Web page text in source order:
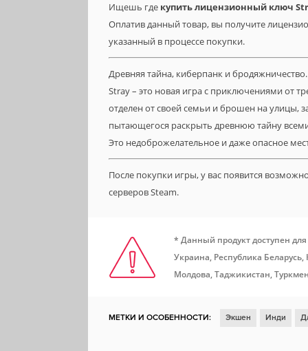
Ищешь где купить лицензионный ключ
Оплатив данный товар, вы получите
указанный в процессе покупки.
Древняя тайна, киберпанк и бродяжничество.
Stray – это новая игра с приключениями от
отделен от своей семьи и брошен на улицы,
пытающегося раскрыть древнюю тайну
Это недоброжелательное и даже опасное
После покупки игры, у вас появится
серверов Steam.
* Данный продукт доступен
Украина, Республика
Молдова, Таджикистан,
МЕТКИ И ОСОБЕННОСТИ: Экшен Инди